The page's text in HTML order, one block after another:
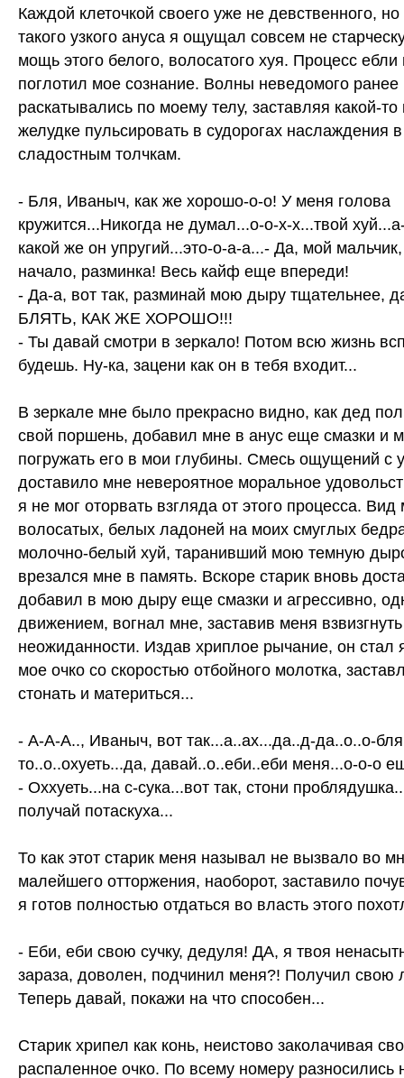
Каждой клеточкой своего уже не девственного,
такого узкого ануса я ощущал совсем не
мощь этого белого, волосатого хуя. Процесс
поглотил мое сознание. Волны неведомого
раскатывались по моему телу, заставляя какой-
желудке пульсировать в судорогах наслаждения в
сладостным толчкам.
- Бля, Иваныч, как же хорошо-о-о! У меня голова
кружится...Никогда не думал...о-о-х-х...твой
какой же он упругий...это-о-а-а...- Да, мой мальчик,
начало, разминка! Весь кайф еще впереди!
- Да-а, вот так, разминай мою дыру тщательнее,
БЛЯТЬ, КАК ЖЕ ХОРОШО!!!
- Ты давай смотри в зеркало! Потом всю жизнь
будешь. Ну-ка, зацени как он в тебя входит...
В зеркале мне было прекрасно видно, как дед
свой поршень, добавил мне в анус еще смазки и
погружать его в мои глубины. Смесь ощущений с
доставило мне невероятное моральное
я не мог оторвать взгляда от этого процесса.
волосатых, белых ладоней на моих смуглых
молочно-белый хуй, таранивший мою темную
врезался мне в память. Вскоре старик вновь
добавил в мою дыру еще смазки и агрессивно,
движением, вогнал мне, заставив меня
неожиданности. Издав хриплое рычание, он стал
мое очко со скоростью отбойного молотка,
стонать и материться...
- А-А-А.., Иваныч, вот так...а..ах...да..д-да..о..о-
то..о..охуеть...да, давай..о..еби..еби меня...о-о-о
- Оххуеть...на с-сука...вот так, стони
получай потаскуха...
То как этот старик меня называл не вызвало во
малейшего отторжения, наоборот, заставило
я готов полностью отдаться во власть этого
- Еби, еби свою сучку, дедуля! ДА, я твоя
зараза, доволен, подчинил меня?! Получил свою
Теперь давай, покажи на что способен...
Старик хрипел как конь, неистово заколачивая
распаленное очко. По всему номеру разносились